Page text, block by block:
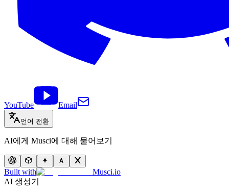
YouTube Email
언어 전환
AI에게 Musci에 대해 물어보기
Built with
Musci.io
AI 생성기